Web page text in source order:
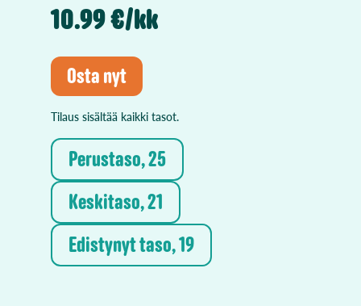
10.99 €/kk
Osta nyt
Tilaus sisältää kaikki tasot.
Perustaso, 25
Keskitaso, 21
Edistynyt taso, 19